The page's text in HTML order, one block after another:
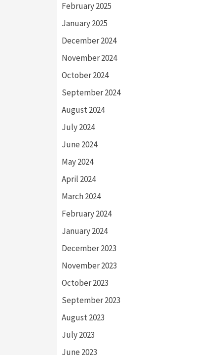
February 2025
January 2025
December 2024
November 2024
October 2024
September 2024
August 2024
July 2024
June 2024
May 2024
April 2024
March 2024
February 2024
January 2024
December 2023
November 2023
October 2023
September 2023
August 2023
July 2023
June 2023